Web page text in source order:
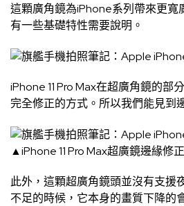
這顆廣角鏡為iPhone系列帶來更寬
有一些基礎特性需要說明。
iPhone 11 Pro Max在超廣角鏡的部
完全修正的方式。所以我們能見到
▲iPhone 11 Pro Max超廣鏡邊緣修
此外，這顆超廣角鏡頭並沒有支援
不足的時候，它本身的畫質下降的